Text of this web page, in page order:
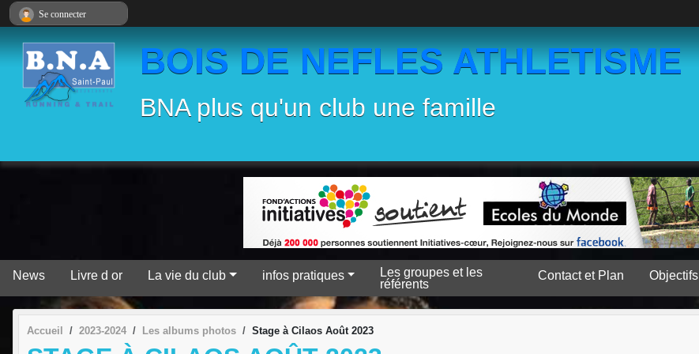
BOIS DE NEFLES ATHLETISME
BNA plus qu'un club une famille
News Livre d or La vie du club infos pratiques
Les groupes et les
référents
Contact et Plan Objectifs
Accueil 2023-2024 Les albums photos Stage à Cilaos Août 2023
Se connecter
Panneau de gestion des cookies